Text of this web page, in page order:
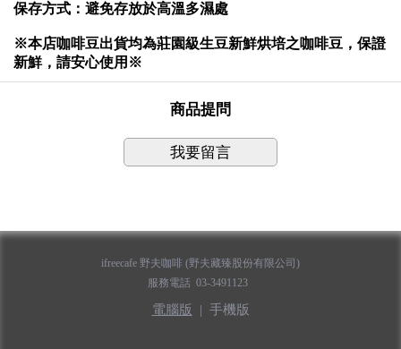
保存方式：避免存放於高溫多濕處
※本店咖啡豆出貨均為莊園級生豆新鮮烘培之咖啡豆，保證
新鮮，請安心使用※
商品提問
我要留言
ifreecafe 野夫咖啡 (野夫藏臻股份有限公司)
服務電話 03-3491123
電腦版 | 手機版